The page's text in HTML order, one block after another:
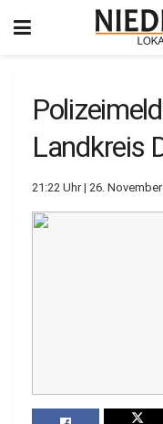
Landkreis
21:22 Uhr | 26.